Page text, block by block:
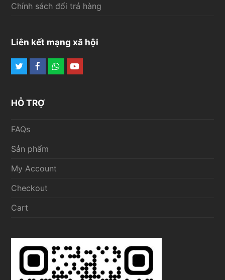
Chính sách đổi trả hàng
Liên kết mạng xã hội
TwitterFacebook
Whatsapp
Youtube
HỖ TRỢ
FAQs
Sản phẩm
My Account
Checkout
Cart